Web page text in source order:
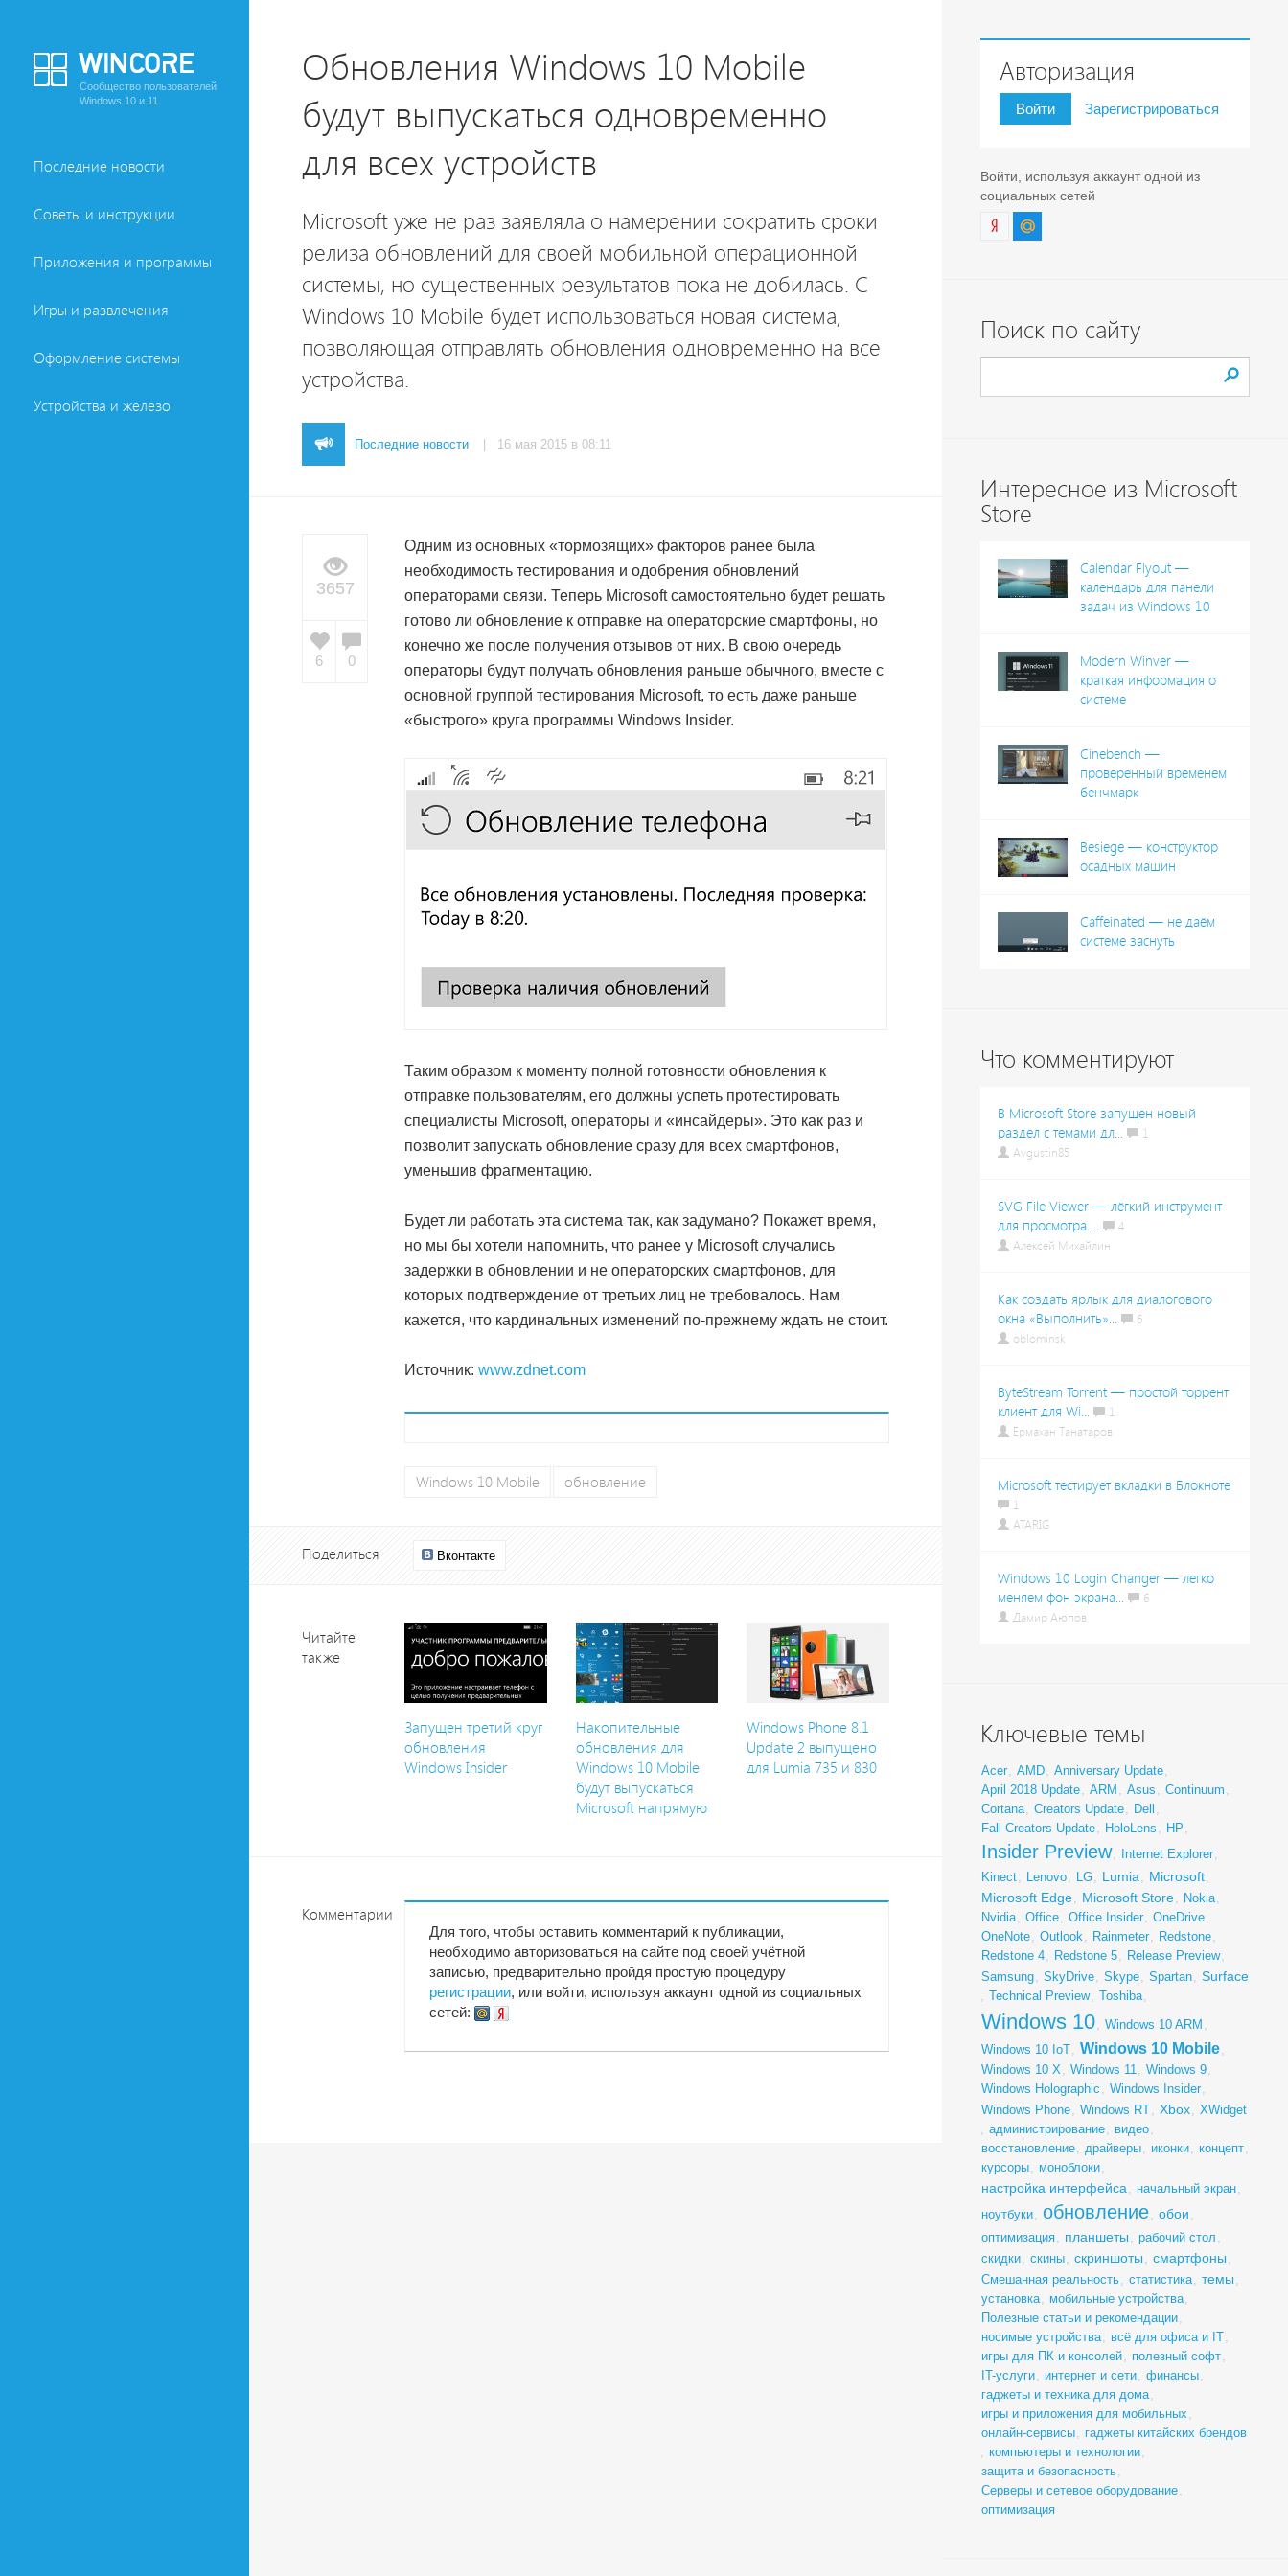
Сообщество пользователей
Windows 10 и 11
Последние новости
Советы и инструкции
Приложения и программы
Игры и развлечения
Оформление системы
Устройства и железо
Обновления Windows 10 Mobile
будут выпускаться одновременно
для всех устройств
Microsoft уже не раз заявляла о намерении сократить сроки
релиза обновлений для своей мобильной операционной
системы, но существенных результатов пока не добилась. С
Windows 10 Mobile будет использоваться новая система,
позволяющая отправлять обновления одновременно на все
устройства.
Последние новости | 16 мая 2015 в 08:11
3657
6 0
Одним из основных «тормозящих» факторов ранее была
необходимость тестирования и одобрения обновлений
операторами связи. Теперь Microsoft самостоятельно будет решать
готово ли обновление к отправке на операторские смартфоны, но
конечно же после получения отзывов от них. В свою очередь
операторы будут получать обновления раньше обычного, вместе с
основной группой тестирования Microsoft, то есть даже раньше
«быстрого» круга программы Windows Insider.
Таким образом к моменту полной готовности обновления к
отправке пользователям, его должны успеть протестировать
специалисты Microsoft, операторы и «инсайдеры». Это как раз и
позволит запускать обновление сразу для всех смартфонов,
уменьшив фрагментацию.
Будет ли работать эта система так, как задумано? Покажет время,
но мы бы хотели напомнить, что ранее у Microsoft случались
задержки в обновлении и не операторских смартфонов, для
которых подтверждение от третьих лиц не требовалось. Нам
кажется, что кардинальных изменений по-прежнему ждать не стоит.
Источник:www.zdnet.com
Windows 10 Mobile обновление
Поделиться Вконтакте
Читайте
также
Запущен третий круг
обновления
Windows Insider
Накопительные
обновления для
Windows 10 Mobile
будут выпускаться
Microsoft напрямую
Windows Phone 8.1
Update 2 выпущено
для Lumia 735 и 830
Комментарии
Для того, чтобы оставить комментарий к публикации,
необходимо авторизоваться на сайте под своей учётной
записью, предварительно пройдя простую процедуру
регистрации, или войти, используя аккаунт одной из социальных
сетей:
Авторизация
Войти Зарегистрироваться
Войти, используя аккаунт одной из
социальных сетей
Поиск по сайту
Интересное из Microsoft
Store
Calendar Flyout —
календарь для панели
задач из Windows 10
Modern Winver —
краткая информация о
системе
Cinebench —
проверенный временем
бенчмарк
Besiege — конструктор
осадных машин
Caffeinated — не даём
системе заснуть
Что комментируют
В Microsoft Store запущен новый
раздел с темами дл...
1
Avgustin85
SVG File Viewer — лёгкий инструмент
для просмотра ...
4
Алексей Михайлин
Как создать ярлык для диалогового
окна «Выполнить»...
6
oblominsk
ByteStream Torrent — простой торрент
клиент для Wi...
1
Ермахан Танатаров
Microsoft тестирует вкладки в Блокноте
1
ATARIG
Windows 10 Login Changer — легко
меняем фон экрана...
6
Дамир Аюпов
Ключевые темы
Acer, AMD, Anniversary Update,
April 2018 Update, ARM , Asus , Continuum ,
Cortana, Creators Update, Dell ,
Fall Creators Update, HoloLens , HP ,
Insider Preview, Internet Explorer,
Kinect, Lenovo, LG, Lumia, Microsoft,
Microsoft Edge, Microsoft Store, Nokia,
Nvidia, Office, Office Insider, OneDrive,
OneNote, Outlook, Rainmeter, Redstone,
Redstone 4, Redstone 5, Release Preview,
Samsung, SkyDrive, Skype, Spartan, Surface
, Technical Preview, Toshiba,
Windows 10, Windows 10 ARM ,
Windows 10 IoT, Windows 10 Mobile,
Windows 10 X, Windows 11, Windows 9,
Windows Holographic , Windows Insider,
Windows Phone, Windows RT, Xbox, XWidget
, администрирование, видео,
восстановление, драйверы, иконки, концепт,
курсоры, моноблоки,
настройка интерфейса, начальный экран,
ноутбуки, обновление, обои ,
оптимизация, планшеты , рабочий стол ,
скидки, скины, скриншоты , смартфоны ,
Смешанная реальность, статистика, темы ,
установка, мобильные устройства,
Полезные статьи и рекомендации,
носимые устройства, всё для офиса и IT,
игры для ПК и консолей, полезный софт,
IT-услуги, интернет и сети, финансы,
гаджеты и техника для дома,
игры и приложения для мобильных ,
онлайн-сервисы, гаджеты китайских брендов
, компьютеры и технологии,
защита и безопасность,
Серверы и сетевое оборудование,
оптимизация